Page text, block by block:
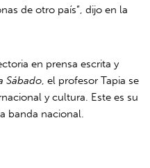
de otro país”, dijo en la
en prensa escrita y
Sábado , el profesor Tapia se
y cultura. Este es su
banda nacional.